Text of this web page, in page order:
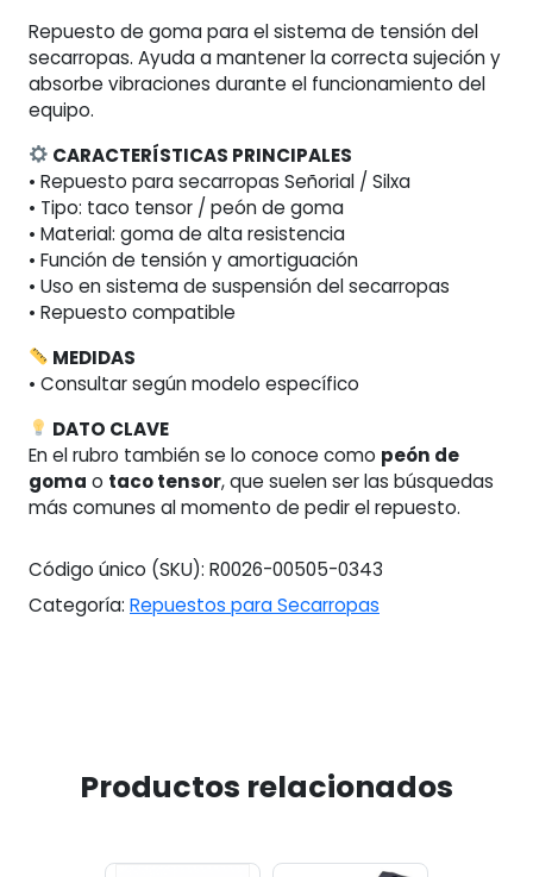
Repuesto de goma para el sistema de tensión del
secarropas. Ayuda a mantener la correcta sujeción y
absorbe vibraciones durante el funcionamiento del
equipo.
CARACTERÍSTICAS PRINCIPALES
• Repuesto para secarropas Señorial / Silxa
• Tipo: taco tensor / peón de goma
• Material: goma de alta resistencia
• Función de tensión y amortiguación
• Uso en sistema de suspensión del secarropas
• Repuesto compatible
MEDIDAS
• Consultar según modelo específico
DATO CLAVE
En el rubro también se lo conoce como peón de
goma o taco tensor, que suelen ser las búsquedas
más comunes al momento de pedir el repuesto.
Código único (SKU): R0026-00505-0343
Categoría: Repuestos para Secarropas
Productos relacionados